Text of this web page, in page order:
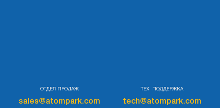
ОТДЕЛ ПРОДАЖ
sales@atompark.com
ТЕХ. ПОДДЕРЖКА
tech@atompark.com